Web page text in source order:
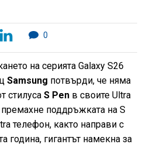
0
на серията Galaxy S26
Samsung потвърди, че няма
стилусаS Pen в своите Ultra
поддръжката на S
телефон, както направи с
година, гигантът намекна за